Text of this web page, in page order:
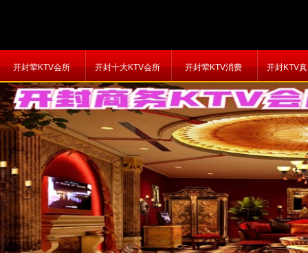
开封荤KTV会所 开封十大KTV会所 开封荤KTV消费 开封KTV